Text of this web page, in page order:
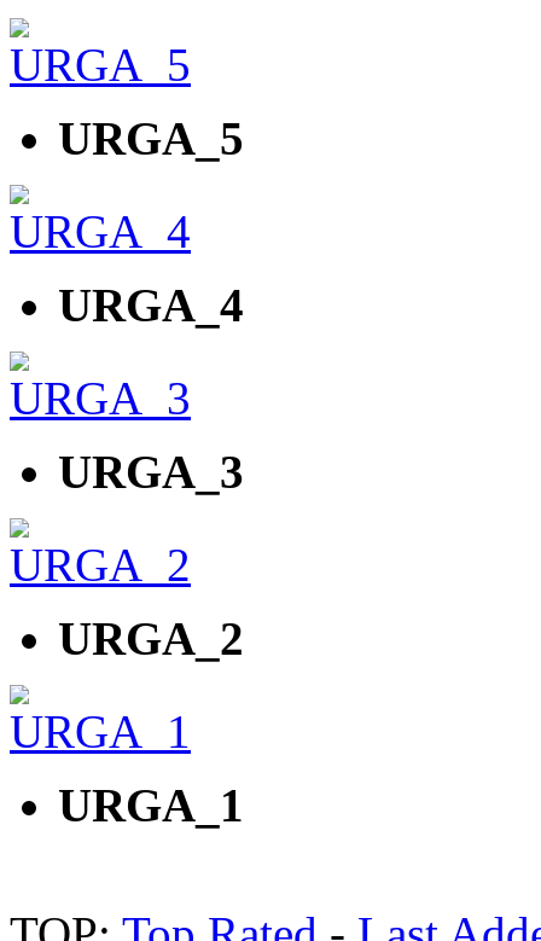
URGA_5
URGA_4
URGA_3
URGA_2
URGA_1